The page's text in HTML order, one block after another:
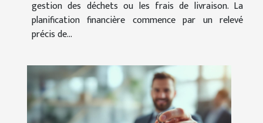
gestion des déchets ou les frais de livraison. La
planification financière commence par un relevé
précis de...